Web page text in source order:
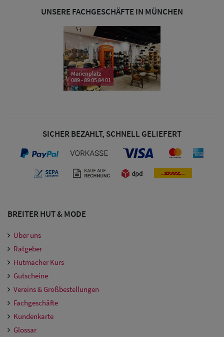
Damen
Snapback Caps
(63-65 cm)
UNSERE FACHGESCHÄFTE IN MÜNCHEN
Marienplatz
089 - 89 05 84 01
SICHER BEZAHLT, SCHNELL GELIEFERT
BREITER HUT & MODE
Über uns
Ratgeber
Hutmacher Kurs
Gutscheine
Vereins & Großbestellungen
Fachgeschäfte
Kundenkarte
Glossar